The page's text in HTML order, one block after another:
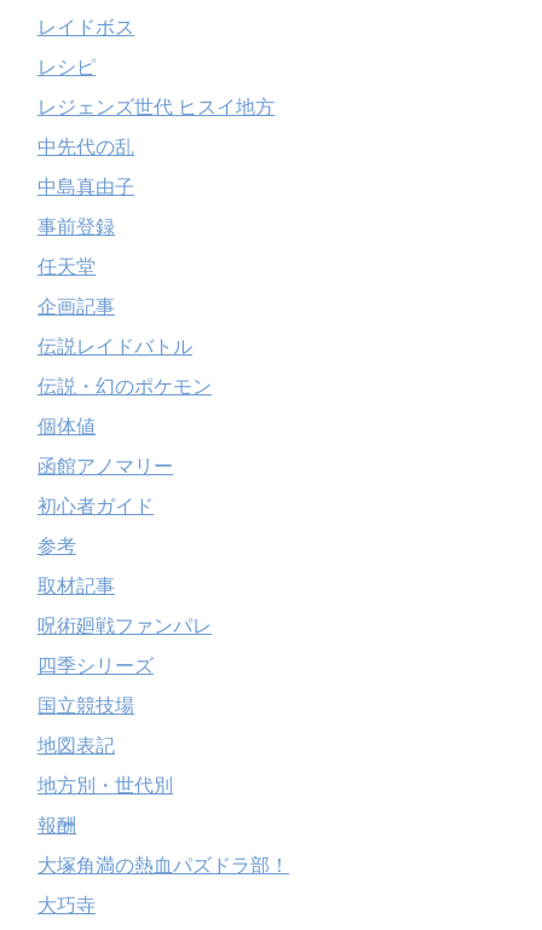
レイドボス
レシピ
レジェンズ世代 ヒスイ地方
中先代の乱
中島真由子
事前登録
任天堂
企画記事
伝説レイドバトル
伝説・幻のポケモン
個体値
函館アノマリー
初心者ガイド
参考
取材記事
呪術廻戦ファンパレ
四季シリーズ
国立競技場
地図表記
地方別・世代別
報酬
大塚角満の熱血パズドラ部！
大巧寺